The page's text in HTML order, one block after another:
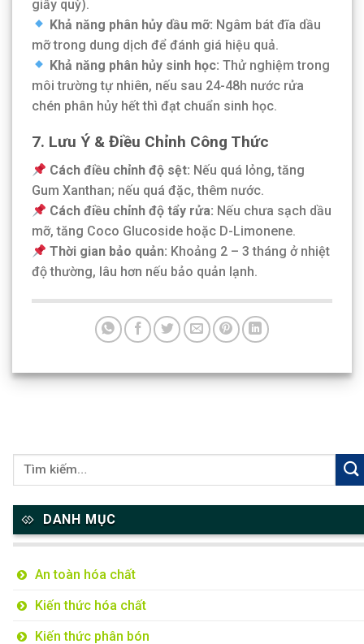
giấy quỳ).
Khả năng phân hủy dầu mỡ: Ngâm bát đĩa dầu
mỡ trong dung dịch để đánh giá hiệu quả.
Khả năng phân hủy sinh học: Thử nghiệm trong
môi trường tự nhiên, nếu sau 24-48h nước rửa
chén phân hủy hết thì đạt chuẩn sinh học.
7. Lưu Ý & Điều Chỉnh Công Thức
Cách điều chỉnh độ sệt: Nếu quá lỏng, tăng
Gum Xanthan; nếu quá đặc, thêm nước.
Cách điều chỉnh độ tẩy rửa: Nếu chưa sạch dầu
mỡ, tăng Coco Glucoside hoặc D-Limonene.
Thời gian bảo quản: Khoảng 2 – 3 tháng ở nhiệt
độ thường, lâu hơn nếu bảo quản lạnh.
DANH MỤC
An toàn hóa chất
Kiến thức hóa chất
Kiến thức phân bón